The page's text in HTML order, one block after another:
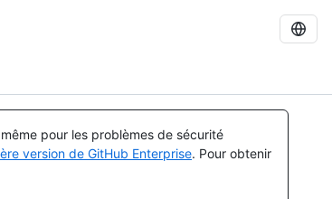
pour les problèmes de sécurité
version de GitHub Enterprise. Pour obtenir